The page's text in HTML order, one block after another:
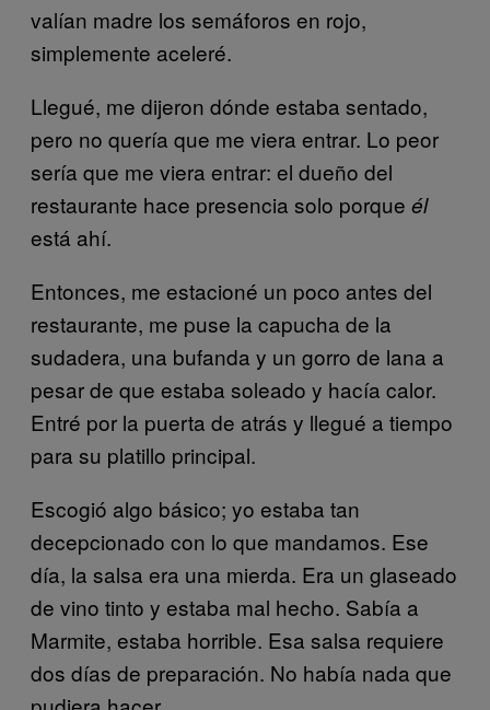
valían madre los semáforos en rojo,
simplemente aceleré.
Llegué, me dijeron dónde estaba sentado,
pero no quería que me viera entrar. Lo peor
sería que me viera entrar: el dueño del
restaurante hace presencia solo porque él
está ahí.
Entonces, me estacioné un poco antes del
restaurante, me puse la capucha de la
sudadera, una bufanda y un gorro de lana a
pesar de que estaba soleado y hacía calor.
Entré por la puerta de atrás y llegué a tiempo
para su platillo principal.
Escogió algo básico; yo estaba tan
decepcionado con lo que mandamos. Ese
día, la salsa era una mierda. Era un glaseado
de vino tinto y estaba mal hecho. Sabía a
Marmite, estaba horrible. Esa salsa requiere
dos días de preparación. No había nada que